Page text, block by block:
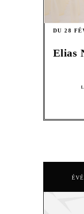
DU 28
Elias